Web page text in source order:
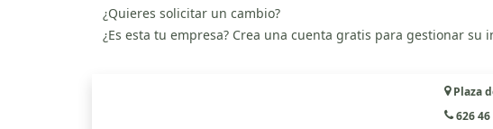
¿Quieres solicitar un cambio?
¿Es esta tu empresa? Crea una cuenta gratis para gestionar su
Plaza
626 46